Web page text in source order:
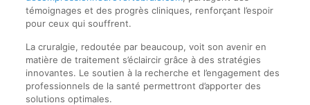
témoignages et des progrès cliniques, renforçant l’espoir
pour ceux qui souffrent.
La cruralgie, redoutée par beaucoup, voit son avenir en
matière de traitement s’éclaircir grâce à des stratégies
innovantes. Le soutien à la recherche et l’engagement des
professionnels de la santé permettront d’apporter des
solutions optimales.